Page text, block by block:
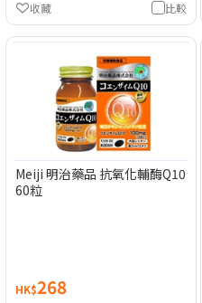
比較
收藏
Meiji 明治藥品 抗氧化輔酶Q10
60粒
HK$268